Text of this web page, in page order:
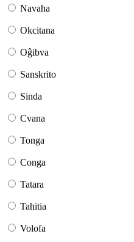
Navaha
Okcitana
Oĝibva
Sanskrito
Sinda
Cvana
Tonga
Conga
Tatara
Tahitia
Volofa